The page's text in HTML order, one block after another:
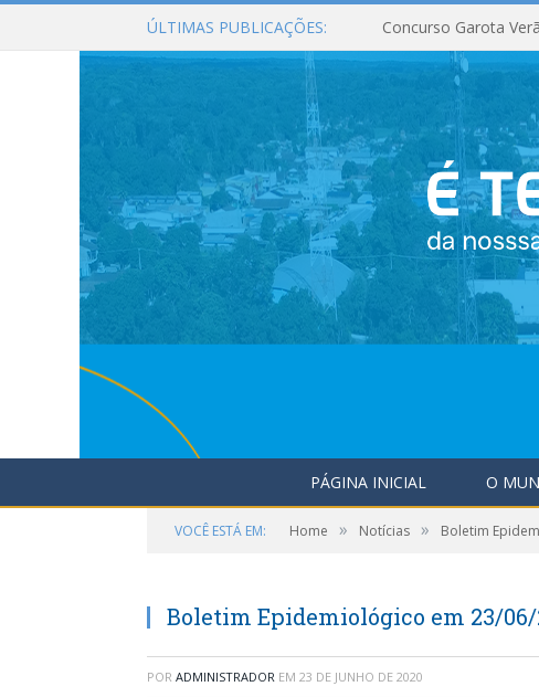
ÚLTIMAS PUBLICAÇÕES: Concurso Garota
PÁGINA INICIAL O
VOCÊ ESTÁ EM: Home » Notícias » Boletim
Boletim Epidemiológico em 23/06/
POR ADMINISTRADOR EM 23 DE JUNHO DE 2020